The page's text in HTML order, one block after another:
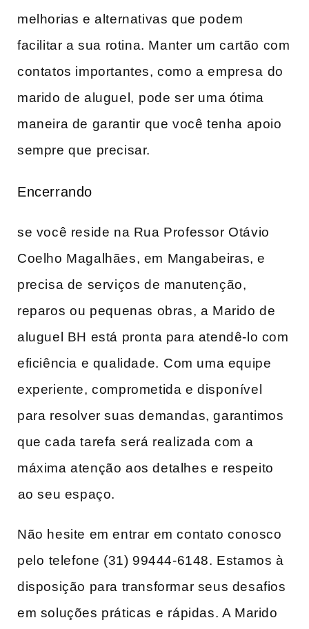
melhorias e alternativas que podem
facilitar a sua rotina. Manter um cartão com
contatos importantes, como a empresa⁣ do
marido de aluguel,⁢ pode‌ ser uma ótima
‍maneira de garantir⁣ que você tenha apoio
‌sempre que precisar.
Encerrando
se você reside na Rua Professor Otávio
Coelho Magalhães, em‍ Mangabeiras, e⁤
precisa de serviços de manutenção,⁣
reparos⁤ ou pequenas obras, a Marido de
aluguel‌ BH está pronta para atendê-lo com
eficiência e qualidade.⁢ Com uma ‍equipe
experiente, comprometida ‍e disponível
para resolver suas demandas, garantimos
que cada tarefa ⁢será realizada com a
‍máxima atenção aos detalhes e respeito
⁣ao seu espaço. ‌
Não‌ hesite em ‍entrar em contato conosco
pelo⁢ telefone (31) 99444-6148. Estamos à
disposição para transformar seus desafios
em ‌soluções práticas e ⁤rápidas. A Marido